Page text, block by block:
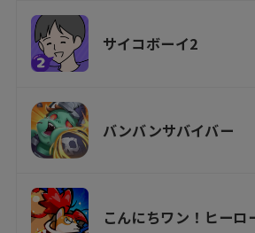
サイコボーイ2
バンバンサバイバー
こんにちワン！ヒーロ